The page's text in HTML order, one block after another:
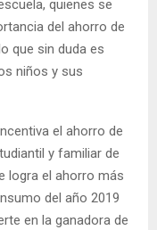
quienes se
del ahorro de
que sin duda es
niños y sus
el ahorro de
y familiar de
logra el ahorro más
del año 2019
en la ganadora de